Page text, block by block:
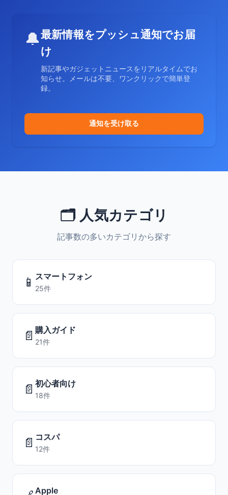
🔔最新情報をプッシュ通知でお届
け
新記事やガジェットニュースをリアルタイムでお
知らせ。メールは不要、ワンクリックで簡単登
録。
通知を受け取る
🗂️ 人気カテゴリ
記事数の多いカテゴリから探す
📱 スマートフォン
25件
📄 購入ガイド
21件
📄 初心者向け
18件
📄 コスパ
12件
Apple